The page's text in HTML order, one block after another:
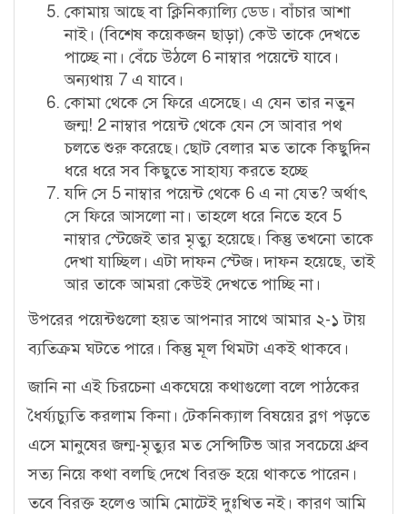
কোমায় আছে বা ক্লিনিক্যাল্যি ডেড। বাঁচার আশা
নাই। (বিশেষ কয়েকজন ছাড়া) কেউ তাকে দেখতে
পাচ্ছে না। বেঁচে উঠলে 6 নাম্বার পয়েন্টে যাবে।
অন্যথায় 7 এ যাবে।
কোমা থেকে সে ফিরে এসেছে। এ যেন তার নতুন
জন্ম! 2 নাম্বার পয়েন্ট থেকে যেন সে আবার পথ
চলতে শুরু করেছে। ছোট বেলার মত তাকে কিছুদিন
ধরে ধরে সব কিছুতে সাহায্য করতে হচ্ছে
যদি সে 5 নাম্বার পয়েন্ট থেকে 6 এ না যেত? অর্থাৎ
সে ফিরে আসলো না। তাহলে ধরে নিতে হবে 5
নাম্বার স্টেজেই তার মৃত্যু হয়েছে। কিন্তু তখনো তাকে
দেখা যাচ্ছিল। এটা দাফন স্টেজ। দাফন হয়েছে, তাই
আর তাকে আমরা কেউই দেখতে পাচ্ছি না।
উপরের পয়েন্টগুলো হয়ত আপনার সাথে আমার ২-১ টায়
ব্যতিক্রম ঘটতে পারে। কিন্তু মূল থিমটা একই থাকবে।
জানি না এই চিরচেনা একঘেয়ে কথাগুলো বলে পাঠকের
ধৈর্য্যচ্যুতি করলাম কিনা। টেকনিক্যাল বিষয়ের ব্লগ পড়তে
এসে মানুষের জন্ম-মৃত্যুর মত সেন্সিটিভ আর সবচেয়ে ধ্রুব
সত্য নিয়ে কথা বলছি দেখে বিরক্ত হয়ে থাকতে পারেন।
তবে বিরক্ত হলেও আমি মোটেই দুঃখিত নই। কারণ আমি